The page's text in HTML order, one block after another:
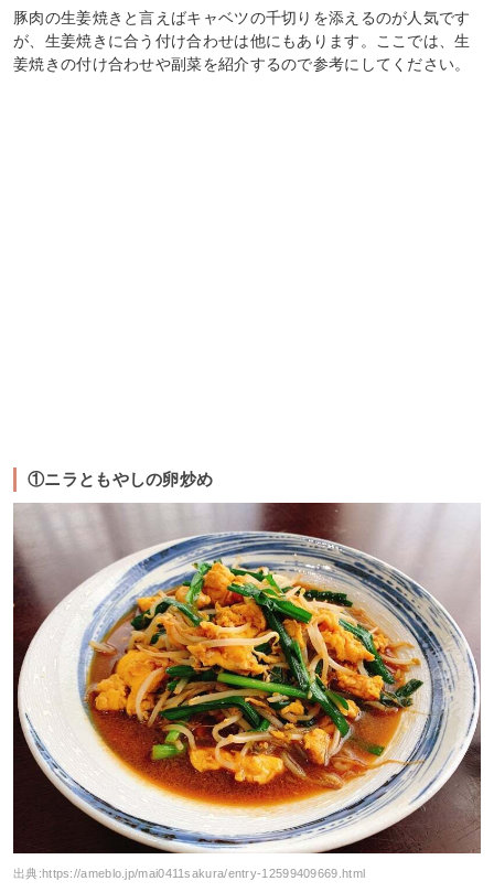
豚肉の生姜焼きと言えばキャベツの千切りを添えるのが人気です
が、生姜焼きに合う付け合わせは他にもあります。ここでは、生
姜焼きの付け合わせや副菜を紹介するので参考にしてください。
①ニラともやしの卵炒め
出典: https://ameblo.jp/mai0411sakura/entry-12599409669.html